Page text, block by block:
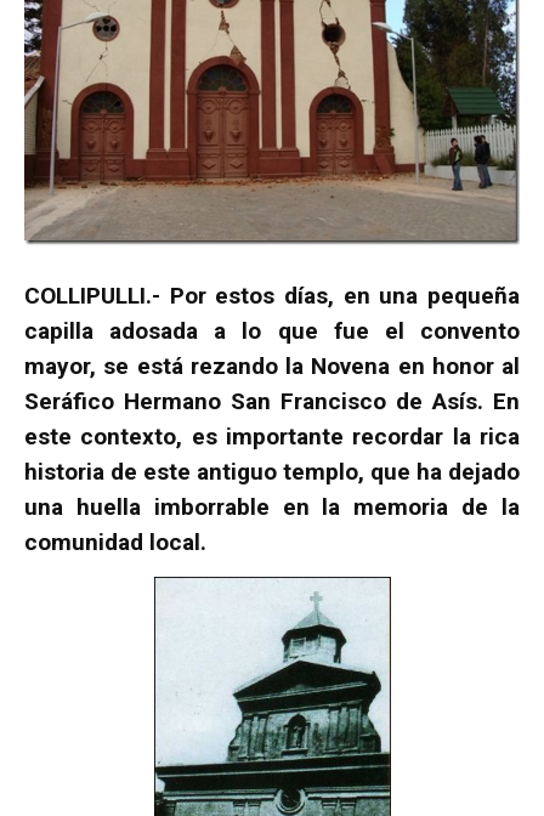
COLLIPULLI.- Por estos días, en una pequeña
capilla adosada a lo que fue el convento
mayor, se está rezando la Novena en honor al
Seráfico Hermano San Francisco de Asís. En
este contexto, es importante recordar la rica
historia de este antiguo templo, que ha dejado
una huella imborrable en la memoria de la
comunidad local.